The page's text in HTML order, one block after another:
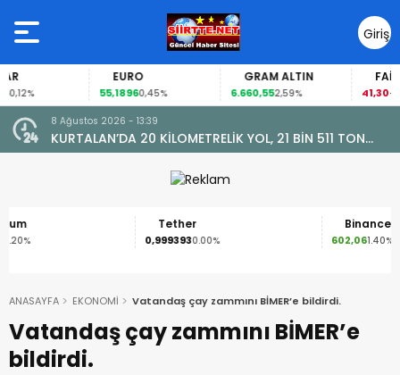
Giriş
Yap
EURO
55,18960,45%
GRAM ALTIN
6.660,552,59% 41,30-0,55%
TON
8 Ağustos 2026 - 13:34
Siirt Vali Yardımcısı Yunus Emre Bozkurtoğlu Ve
Cintosun Dünya Evine Girdi
Tether
0,9993930.00%
Binance Coin
602,06 1.40%
ANASAYFA EKONOMİ Vatandaş çay zammını BİMER’e bildirdi.
Vatandaş çay zammını BİMER’e
bildirdi.